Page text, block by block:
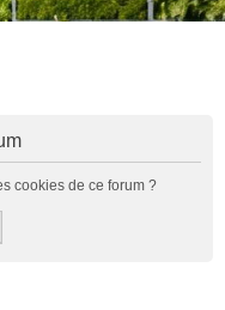
cookies de ce forum ?